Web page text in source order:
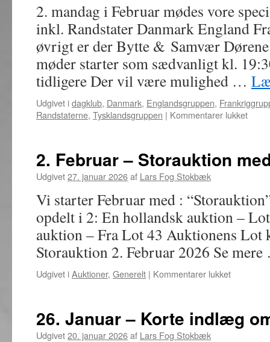
2. mandag i Februar mødes vore
inkl. Randstater Danmark England
øvrigt er der Bytte & Samvær
møder starter som sædvanligt kl.
tidligere Der vil være mulighed …
Udgivet idagklub, Danmark, Englandsgruppen,
Randstaterne, Tysklandsgruppen | Kommentarer lukkettil
i
og
2. Februar – Storauktion
Udgivet27. januar 2026af Lars Fog Stokbæk
Vi starter Februar med :
opdelt i 2: En hollandsk auktion –
auktion – Fra Lot 43 Auktionens
Storauktion 2. Februar 2026 Se
Udgivet iAuktioner, Generelt | Kommentarer lukkettil
26. Januar – Korte indlæg
Udgivet20. januar 2026af Lars Fog Stokbæk